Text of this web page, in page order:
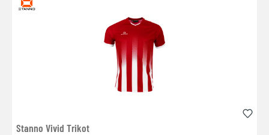
Stanno Vivid Trikot